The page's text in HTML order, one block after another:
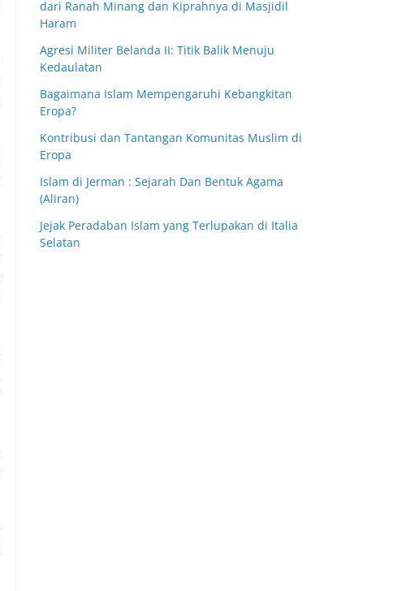
dari Ranah Minang dan Kiprahnya di Masjidil
Haram
Agresi Militer Belanda II: Titik Balik Menuju
Kedaulatan
Bagaimana Islam Mempengaruhi Kebangkitan
Eropa?
Kontribusi dan Tantangan Komunitas Muslim di
Eropa
Islam di Jerman : Sejarah Dan Bentuk Agama
(Aliran)
Jejak Peradaban Islam yang Terlupakan di Italia
Selatan